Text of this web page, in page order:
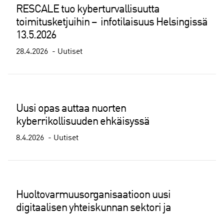
RESCALE tuo kyberturvallisuutta
toimitusketjuihin – infotilaisuus Helsingissä
13.5.2026
28.4.2026 Uutiset
Uusi opas auttaa nuorten
kyberrikollisuuden ehkäisyssä
8.4.2026 Uutiset
Huoltovarmuusorganisaatioon uusi
digitaalisen yhteiskunnan sektori ja